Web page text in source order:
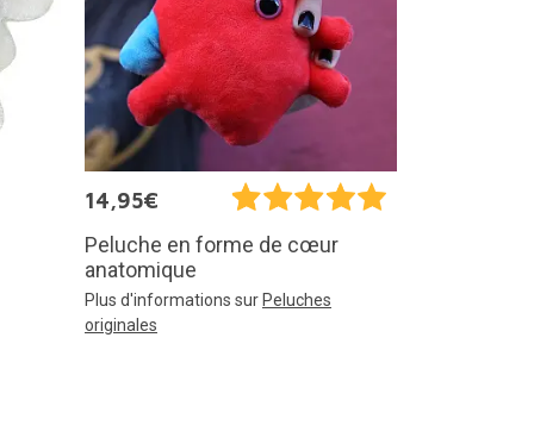
14,95€
Peluche en forme de cœur
anatomique
Plus d'informations sur Peluches
originales